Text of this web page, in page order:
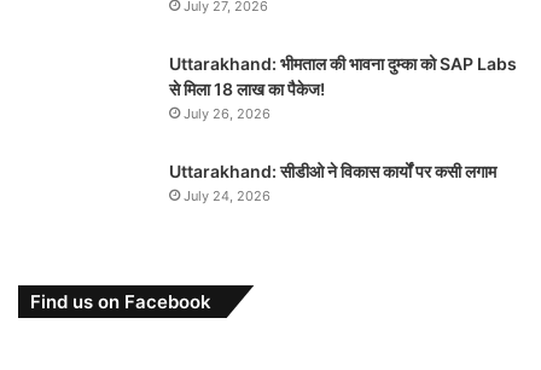
July 27, 2026
Uttarakhand: भीमताल की भावना दुम्का को SAP Labs
से मिला 18 लाख का पैकेज!
July 26, 2026
Uttarakhand: सीडीओ ने विकास कार्यों पर कसी लगाम
July 24, 2026
Find us on Facebook